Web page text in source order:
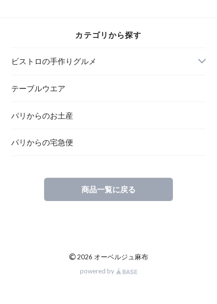
カテゴリから探す
ビストロの手作りグルメ
テーブルウエア
パリからのお土産
パリからの宅急便
商品一覧に戻る
© 2026 オーベルジュ麻布
powered by